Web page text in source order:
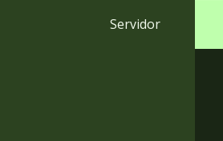
Servidor